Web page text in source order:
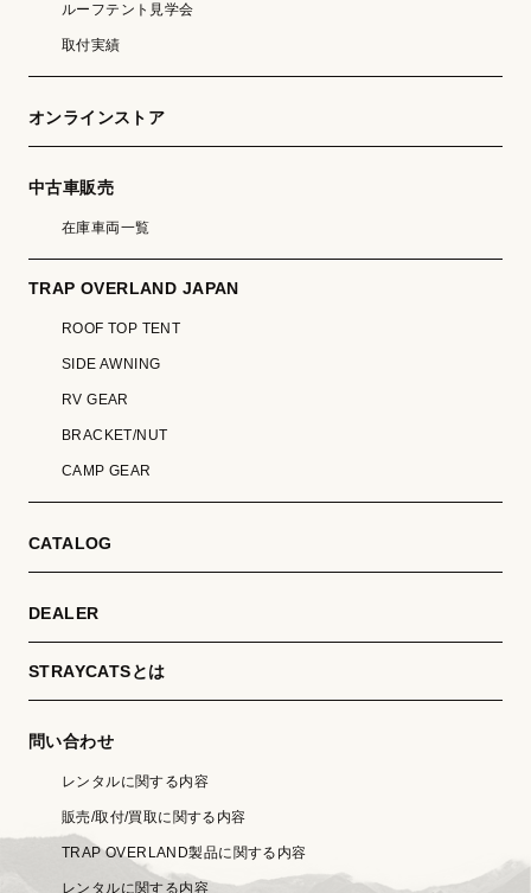
ルーフテント見学会
取付実績
オンラインストア
中古車販売
在庫車両一覧
TRAP OVERLAND JAPAN
ROOF TOP TENT
SIDE AWNING
RV GEAR
BRACKET/NUT
CAMP GEAR
CATALOG
DEALER
STRAYCATSとは
問い合わせ
レンタルに関する内容
販売/取付/買取に関する内容
TRAP OVERLAND製品に関する内容
レンタルに関する内容